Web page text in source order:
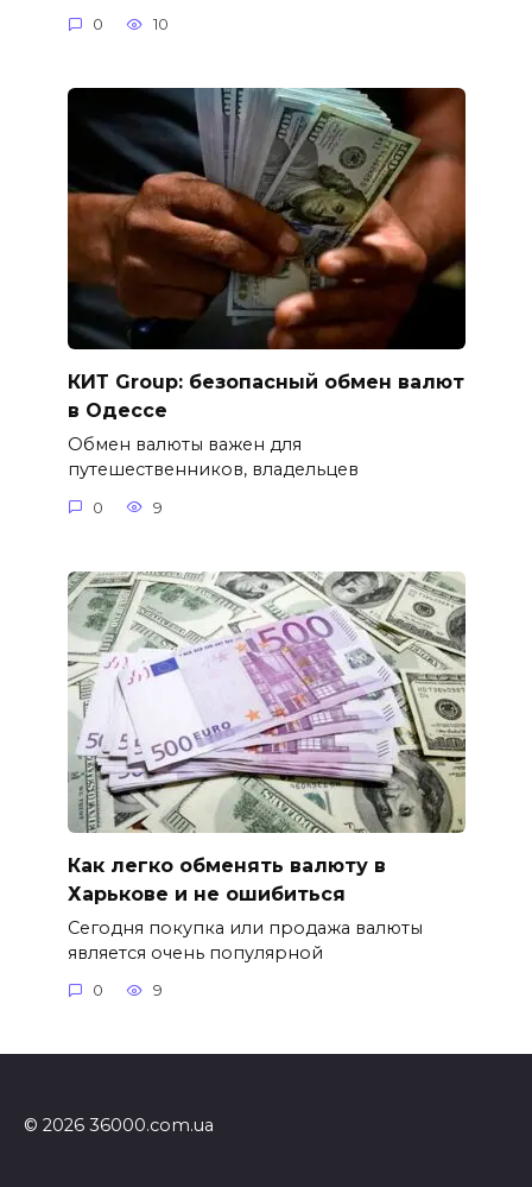
0 10
КИТ Group: безопасный обмен валют
в Одессе
Обмен валюты важен для
путешественников, владельцев
0 9
Как легко обменять валюту в
Харькове и не ошибиться
Сегодня покупка или продажа валюты
является очень популярной
0 9
© 2026 36000.com.ua